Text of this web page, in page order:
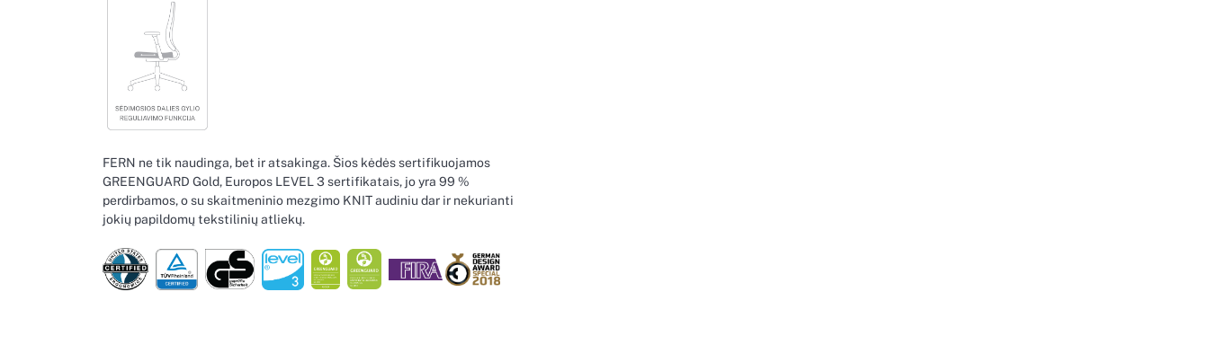
FERN ne tik naudinga, bet ir atsakinga. Šios kėdės sertifikuojamos
GREENGUARD Gold, Europos LEVEL 3 sertifikatais, jo yra 99 %
perdirbamos, o su skaitmeninio mezgimo KNIT audiniu dar ir nekurianti
jokių papildomų tekstilinių atliekų.